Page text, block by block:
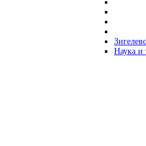
Наука и